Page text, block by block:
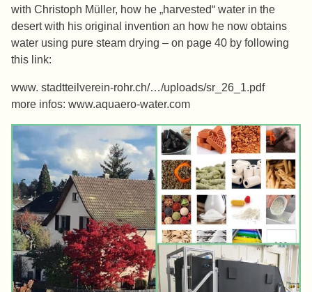
with Christoph Müller, how he „harvested“ water in the
desert with his original invention an how he now obtains
water using pure steam drying – on page 40 by following
this link:
www. stadtteilverein-rohr.ch/…/uploads/sr_26_1.pdf
more infos: www.aquaero-water.com